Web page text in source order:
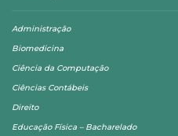
Administração
Biomedicina
Ciência da Computação
Ciências Contábeis
Direito
Educação Física – Bacharelado